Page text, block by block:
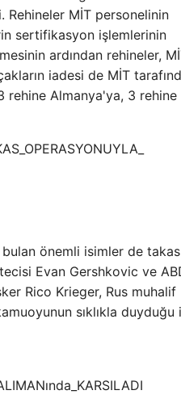
MİT personelinin
sertifikasyon işlemlerinin
ardından rehineler,
iadesi de MİT
rehine Almanya'ya, 3 rehine
bulan önemli isimler de
Evan Gershkovic ve
Rico Krieger, Rus muhalif
sıklıkla duyduğu